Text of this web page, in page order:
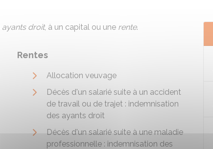
ayants droit, à un capital ou une rente.
Rentes
Allocation veuvage
Décès d'un salarié suite à un accident
de travail ou de trajet : indemnisation
des ayants droit
Décès d'un salarié suite à une maladie
professionnelle : indemnisation des